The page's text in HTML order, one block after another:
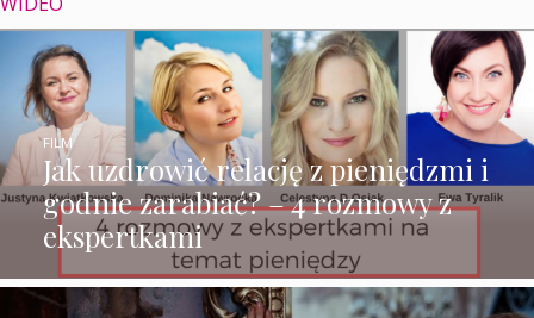
Jak uzdrowić relację z pieniędzmi i
godnie zarabiać? – 4 rozmowy z
ekspertkami
FILM